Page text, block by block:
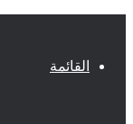
القائمة